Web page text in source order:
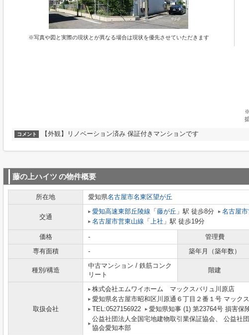
※写真や図と実際の現状とが異なる場合は現状を優先させていただきます
※
コメント 【外観】リノベーション済み 保証付きマンションです
藤の上ハイツ の物件概要
所在地 愛知県名古屋市名東区望が丘
交通
愛知高速東部丘陵線 「 藤が丘 」駅 徒歩8分 名古屋
名古屋市営東山線 「 上社 」駅 徒歩19分
価格 - 管理費
専有面積
- 築年月（築年数）
種別/構造
中古マンション / 鉄筋コンク
リート
階建
取扱会社
株式会社エムワイホーム マックスバリュ川原店
愛知県名古屋市昭和区川原通６丁目２番１号 マック
TEL:0527156922
愛知県知事 (1) 第23764号 損害保
公益社団法人全国宅地建物取引業保証協会、 公益社
協会愛知本部